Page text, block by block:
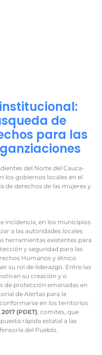
de
para las
del Norte del Cauca-
los gobiernos locales en el
de derechos de las mujeres y
incidencia, en los municipios
a las autoridades locales
herramientas existentes para
y seguridad para las
Humanos y étnico
su rol de liderazgo. Entre las
su creación y o
de protección emanadas en
de Alertas para la
en los territorios
(PDET), comités, que
rápida estatal a las
del Pueblo.